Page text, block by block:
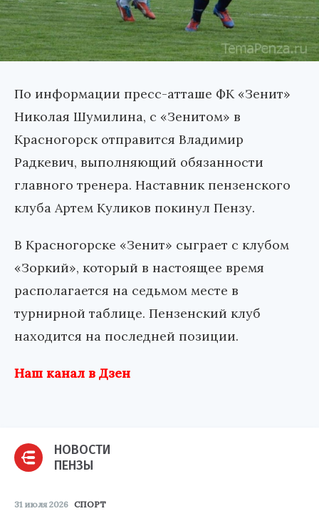
По информации пресс-атташе ФК «Зенит»
Николая Шумилина, с «Зенитом» в
Красногорск отправится Владимир
Радкевич, выполняющий обязанности
главного тренера. Наставник пензенского
клуба Артем Куликов покинул Пензу.
В Красногорске «Зенит» сыграет с клубом
«Зоркий», который в настоящее время
располагается на седьмом месте в
турнирной таблице. Пензенский клуб
находится на последней позиции.
Наш канал в Дзен
НОВОСТИ
ПЕНЗЫ
31 июля 2026 СПОРТ